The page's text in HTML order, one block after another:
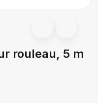
rouleau, 5 m